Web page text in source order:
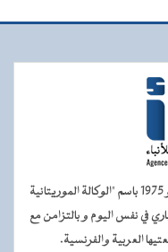
أنشئت الوكالة الموريتانية للأنباء في فاتح يوليو 1975 باسم "الوكالة الموريتانية
في نفس اليوم و بالتزامن مع
العربية والفرنسية.